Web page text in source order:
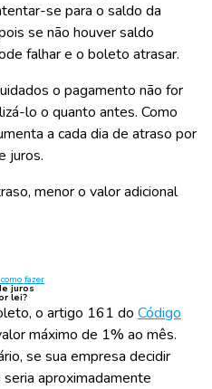
se para o saldo da
se não houver saldo
falhar e o boleto atrasar.
o pagamento não for
lo o quanto antes. Como
a cada dia de atraso por
juros.
menor o valor adicional
fazer
juros
lei?
o artigo 161 do Código
máximo de 1% ao mês.
se sua empresa decidir
aproximadamente